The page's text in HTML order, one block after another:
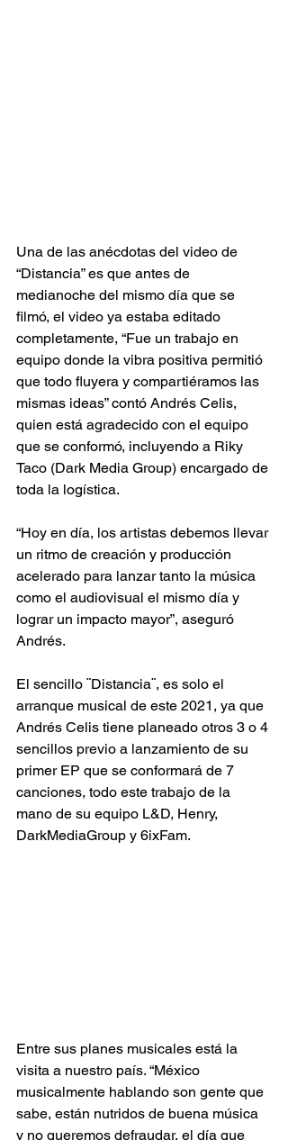
Una de las anécdotas del video de
“Distancia” es que antes de
medianoche del mismo día que se
filmó, el video ya estaba editado
completamente, “Fue un trabajo en
equipo donde la vibra positiva permitió
que todo fluyera y compartiéramos las
mismas ideas” contó Andrés Celis,
quien está agradecido con el equipo
que se conformó, incluyendo a Riky
Taco (Dark Media Group) encargado de
toda la logística.
“Hoy en día, los artistas debemos llevar
un ritmo de creación y producción
acelerado para lanzar tanto la música
como el audiovisual el mismo día y
lograr un impacto mayor”, aseguró
Andrés.
El sencillo ¨Distancia¨, es solo el
arranque musical de este 2021, ya que
Andrés Celis tiene planeado otros 3 o 4
sencillos previo a lanzamiento de su
primer EP que se conformará de 7
canciones, todo este trabajo de la
mano de su equipo L&D, Henry,
DarkMediaGroup y 6ixFam.
Entre sus planes musicales está la
visita a nuestro país. “México
musicalmente hablando son gente que
sabe, están nutridos de buena música
y no queremos defraudar, el día que